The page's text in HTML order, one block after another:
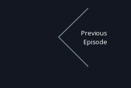
Previous
Episode